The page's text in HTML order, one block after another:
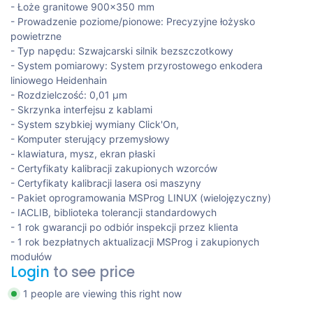
- Łoże granitowe 900x350 mm
- Prowadzenie poziome/pionowe: Precyzyjne łożysko
powietrzne
- Typ napędu: Szwajcarski silnik bezszczotkowy
- System pomiarowy: System przyrostowego enkodera
liniowego Heidenhain
- Rozdzielczość: 0,01 μm
- Skrzynka interfejsu z kablami
- System szybkiej wymiany Click'On,
- Komputer sterujący przemysłowy
- klawiatura, mysz, ekran płaski
- Certyfikaty kalibracji zakupionych wzorców
- Certyfikaty kalibracji lasera osi maszyny
- Pakiet oprogramowania MSProg LINUX (wielojęzyczny)
- IACLIB, biblioteka tolerancji standardowych
- 1 rok gwarancji po odbiór inspekcji przez klienta
- 1 rok bezpłatnych aktualizacji MSProg i zakupionych
modułów
Login to see price
1 people are viewing this right now